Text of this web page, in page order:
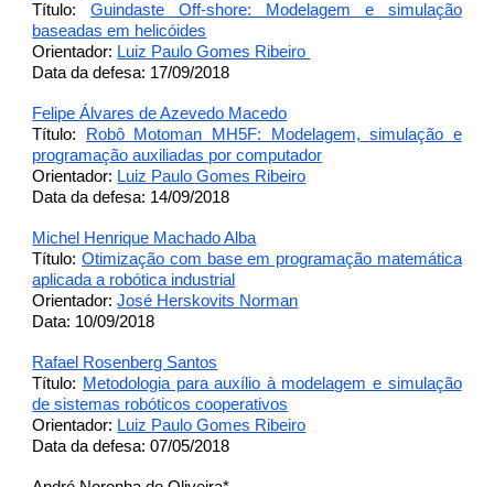
Título:
Guindaste Off-shore: Modelagem e simulação
baseadas em helicóides
Orientador: Luiz Paulo Gomes Ribeiro
Data da defesa: 17/09/2018
Felipe Álvares de Azevedo Macedo
Título:
Robô Motoman MH5F: Modelagem, simulação e
programação auxiliadas por computador
Orientador: Luiz Paulo Gomes Ribeiro
Data da defesa: 14/09/2018
Michel Henrique Machado Alba
Título: Otimização com base em programação matemática
aplicada a robótica industrial
Orientador: José Herskovits Norman
Data: 10/09/2018
Rafael Rosenberg Santos
Título: Metodologia para auxílio à modelagem e simulação
de sistemas robóticos cooperativos
Orientador: Luiz Paulo Gomes Ribeiro
Data da defesa: 07/05/2018